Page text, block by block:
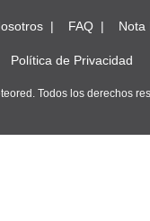
FAQ Nota
Política de Privacidad
Todos los derechos